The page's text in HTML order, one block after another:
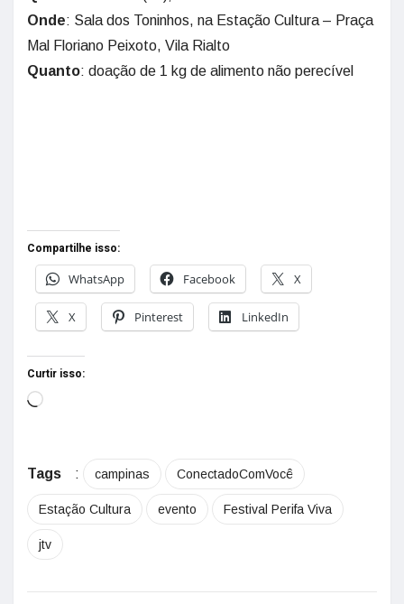
Onde: Sala dos Toninhos, na Estação Cultura – Praça
Mal Floriano Peixoto, Vila Rialto
Quanto: doação de 1 kg de alimento não perecível
Compartilhe isso:
WhatsApp
Facebook X
X Pinterest LinkedIn
Curtir isso:
Tags : campinas ConectadoComVocê
Estação Cultura evento Festival Perifa Viva
jtv